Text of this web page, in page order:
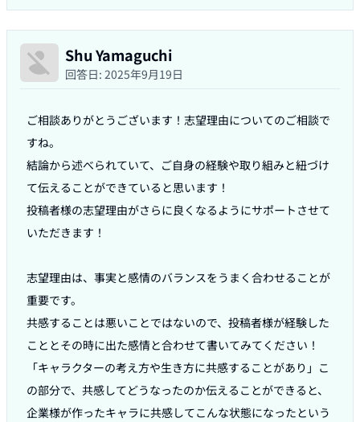
Shu Yamaguchi
回答日: 2025年9月19日
ご相談ありがとうございます！志望理由についてのご相談で
すね。
結論から述べられていて、ご自身の経験や取り組みと紐づけ
て伝えることができていると思います！
投稿者様の志望理由がさらに良くなるようにサポートさせて
いただきます！
志望理由は、事実と感情のバランスをうまく合わせることが
重要です。
共感することは悪いことではないので、投稿者様が経験した
こととその時に出た感情と合わせて書いてみてください！
「キャラクターの考え方や生き方に共感することがあり」こ
の部分で、共感してどうなったのか伝えることができると、
企業様が作ったキャラに共感してこんな状態になったという